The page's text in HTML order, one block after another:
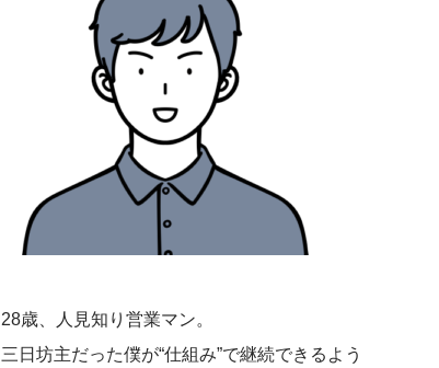
28歳、人見知り営業マン。
三日坊主だった僕が“仕組み”で継続できるよう